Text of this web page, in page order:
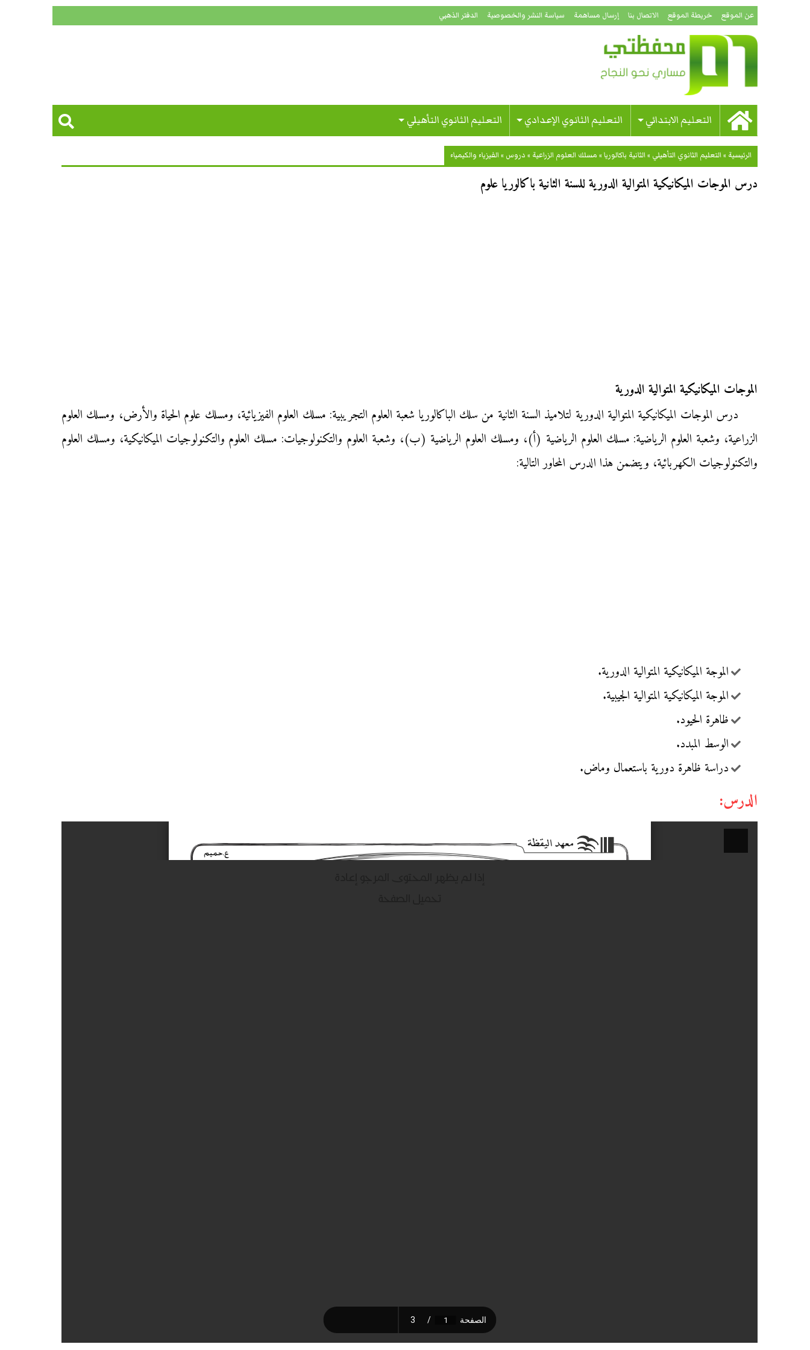
عن الموقع خريطة الموقع الاتصال بنا إرسال مساهمة سياسة النشر والخصوصية الدفتر الذهبي
التعليم الابتدائي التعليم الثانوي الإعدادي التعليم الثانوي التأهيلي
الرئيسية »التعليم الثانوي التأهيلي »الثانية باكالوريا» مسلك العلوم الزراعية » دروس »الفيزياء والكيمياء
درس الموجات الميكانيكية المتوالية الدورية للسنة الثانية باكالوريا علوم
الموجات الميكانيكية المتوالية الدورية
درس الموجات الميكانيكية المتوالية الدورية لتلاميذ السنة الثانية من سلك الباكالوريا شعبة العلوم التجريبية: مسلك العلوم الفيزيائية، ومسلك علوم الحياة والأرض، ومسلك العلوم
الزراعية، وشعبة العلوم الرياضية: مسلك العلوم الرياضية (أ)، ومسلك العلوم الرياضية (ب)، وشعبة العلوم والتكنولوجيات: مسلك العلوم والتكنولوجيات الميكانيكية، ومسلك العلوم
والتكنولوجيات الكهربائية، ويتضمن هذا الدرس المحاور التالية:
الموجة الميكانيكية المتوالية الدورية.
الموجة الميكانيكية المتوالية الجيبية.
ظاهرة الحيود.
الوسط المبدد.
دراسة ظاهرة دورية باستعمال وماض.
الدرس: